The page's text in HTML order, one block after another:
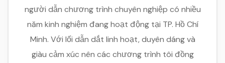
người dẫn chương trình chuyên nghiệp có nhiều
năm kinh nghiệm đang hoạt động tại TP. Hồ Chí
Minh. Với lối dẫn dắt linh hoạt, duyên dáng và
giàu cảm xúc nên các chương trình tôi đồng